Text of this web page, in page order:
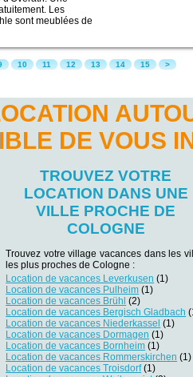
Les
sont meublées de
10 11 12 13 14 15 >
DE VOUS
TROUVEZ VOTRE
LOCATION DANS UNE
VILLE PROCHE DE
COLOGNE
Trouvez votre village vacances dans les
les plus proches de Cologne :
Location de vacances Leverkusen (1)
Location de vacances Pulheim (1)
Location de vacances Brühl (2)
Location de vacances Bergisch Gladbach
Location de vacances Niederkassel (1)
Location de vacances Dormagen (1)
Location de vacances Bornheim (1)
Location de vacances Rommerskirchen (1)
Location de vacances Troisdorf(1)